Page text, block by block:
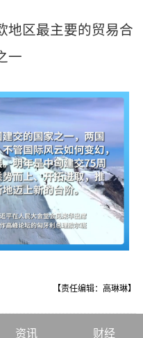
地区最主要的贸易合
一
【责任编辑：高琳琳】
资讯 财经